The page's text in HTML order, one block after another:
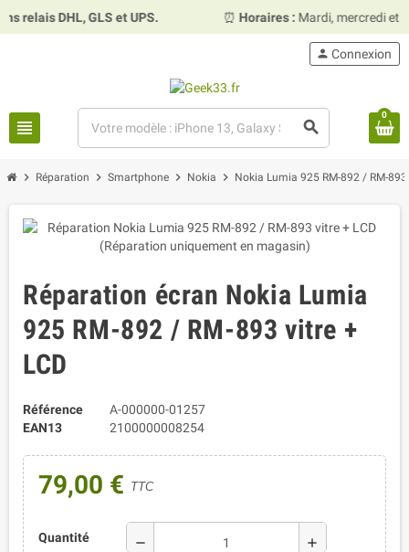
relais DHL, GLS et UPS. Horaires :Mardi, mercredi et
view_headline search
person Connexion
0
chevron_right Réparation chevron_right Smartphone chevron_right Nokia chevron_right Nokia Lumia 925 RM-892 / RM-893
Réparation écran Nokia Lumia
925 RM-892 / RM-893 vitre +
LCD
Référence
A-000000-01257
EAN13
2100000008254
79,00 € TTC
Quantité remove add